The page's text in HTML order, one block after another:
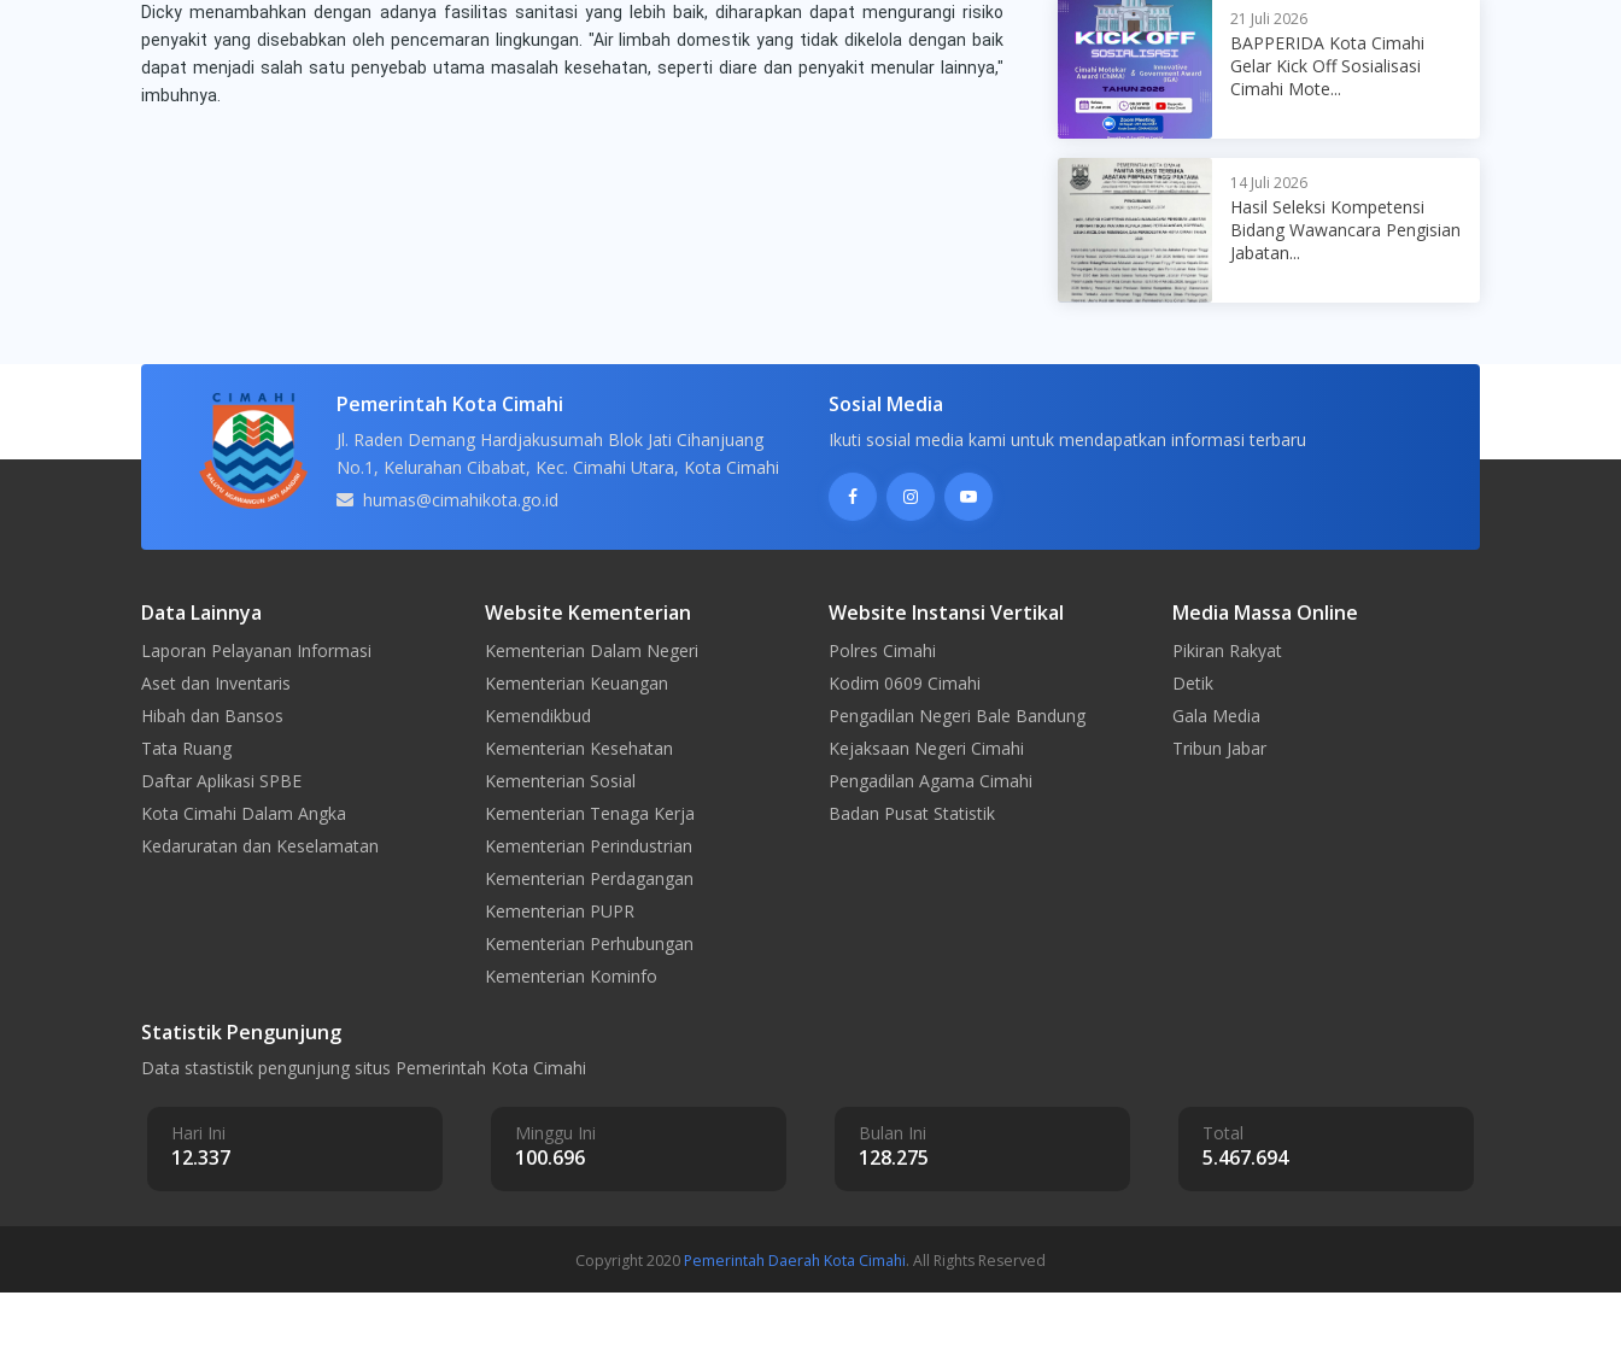
Dicky menambahkan dengan adanya fasilitas sanitasi yang lebih baik, diharapkan dapat mengurangi risiko
penyakit yang disebabkan oleh pencemaran lingkungan. "Air limbah domestik yang tidak dikelola dengan baik
dapat menjadi salah satu penyebab utama masalah kesehatan, seperti diare dan penyakit menular lainnya,"
imbuhnya.
21 Juli 2026
BAPPERIDA Kota Cimahi
Gelar Kick Off Sosialisasi
Cimahi Mote...
14 Juli 2026
Hasil Seleksi Kompetensi
Bidang Wawancara Pengisian
Jabatan...
Pemerintah Kota Cimahi
Jl. Raden Demang Hardjakusumah Blok Jati Cihanjuang
No.1, Kelurahan Cibabat, Kec. Cimahi Utara, Kota Cimahi
humas@cimahikota.go.id
Sosial Media
Ikuti sosial media kami untuk mendapatkan informasi terbaru
Data Lainnya
Laporan Pelayanan Informasi
Aset dan Inventaris
Hibah dan Bansos
Tata Ruang
Daftar Aplikasi SPBE
Kota Cimahi Dalam Angka
Kedaruratan dan Keselamatan
Website Kementerian
Kementerian Dalam Negeri
Kementerian Keuangan
Kemendikbud
Kementerian Kesehatan
Kementerian Sosial
Kementerian Tenaga Kerja
Kementerian Perindustrian
Kementerian Perdagangan
Kementerian PUPR
Kementerian Perhubungan
Kementerian Kominfo
Website Instansi Vertikal
Polres Cimahi
Kodim 0609 Cimahi
Pengadilan Negeri Bale Bandung
Kejaksaan Negeri Cimahi
Pengadilan Agama Cimahi
Badan Pusat Statistik
Media Massa Online
Pikiran Rakyat
Detik
Gala Media
Tribun Jabar
Statistik Pengunjung
Data stastistik pengunjung situs Pemerintah Kota Cimahi
Hari Ini
12.337
Minggu Ini
100.696
Bulan Ini
128.275
Total
5.467.694
Copyright 2020 Pemerintah Daerah Kota Cimahi. All Rights Reserved